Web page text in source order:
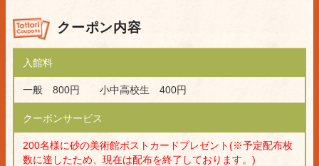
クーポン内容
入館料
一般 800円 小中高校生 400円
クーポンサービス
200名様に砂の美術館ポストカードプレゼント(※予定配布枚
数に達したため、現在は配布を終了しております。)